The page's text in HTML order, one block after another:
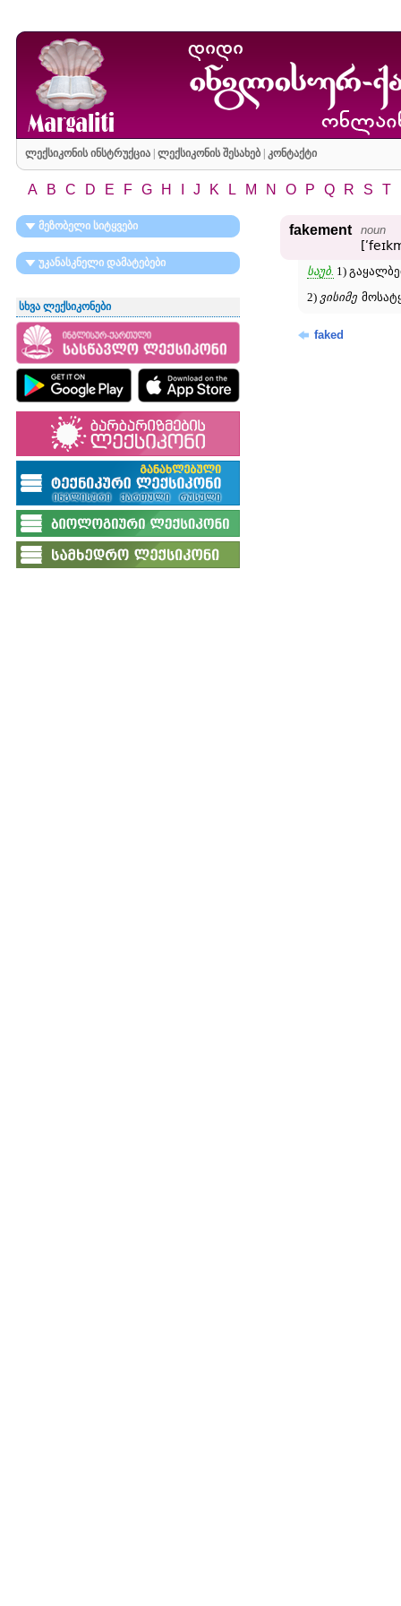
ლექსიკონის ინსტრუქცია| ლექსიკონის შესახებ| კონტაქტი
A B C D E F G H J K L M N O P Q R S T
მეზობელი სიტყვები
უკანასკნელი დამატებები
სხვა ლექსიკონები
fakement noun
საუბ. 1)
2) ვისიმე
faked